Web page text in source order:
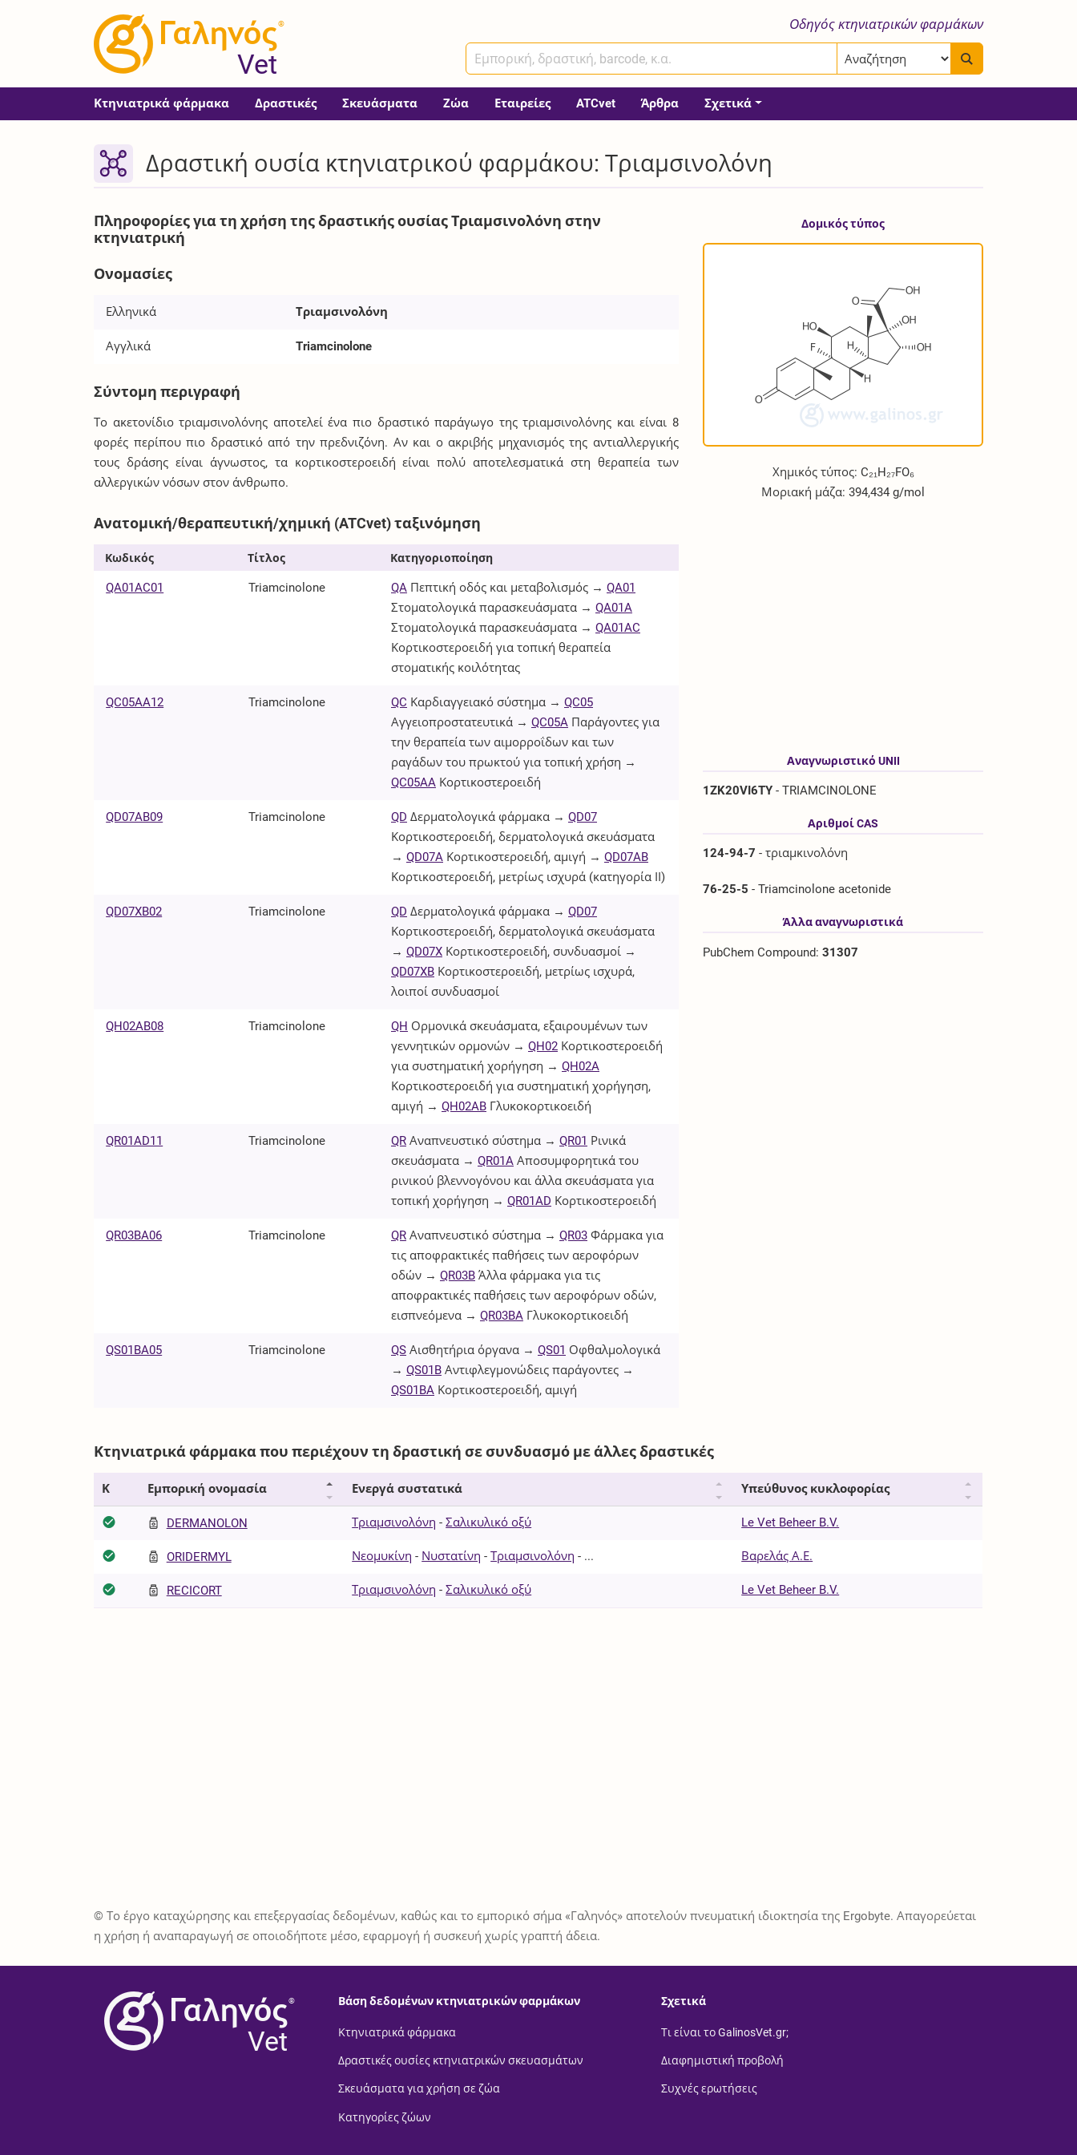
®
Vet
Οδηγός κτηνιατρικών φαρμάκων
Κτηνιατρικά φάρμακα Δραστικές Σκευάσματα Ζώα Εταιρείες ATCvet Άρθρα Σχετικά
Δραστική ουσία κτηνιατρικού φαρμάκου: Τριαμσινολόνη
Πληροφορίες για τη χρήση της δραστικής ουσίας Τριαμσινολόνη στην
κτηνιατρική
Ονομασίες
Ελληνικά Τριαμσινολόνη
Αγγλικά Triamcinolone
Σύντομη περιγραφή
Το ακετονίδιο τριαμσινολόνης αποτελεί ένα πιο δραστικό παράγωγο της τριαμσινολόνης και είναι 8
φορές περίπου πιο δραστικό από την πρεδνιζόνη. Αν και ο ακριβής μηχανισμός της αντιαλλεργικής
τους δράσης είναι άγνωστος, τα κορτικοστεροειδή είναι πολύ αποτελεσματικά στη θεραπεία των
αλλεργικών νόσων στον άνθρωπο.
Ανατομική/θεραπευτική/χημική (ATCvet) ταξινόμηση
Κωδικός Τίτλος Κατηγοριοποίηση
QA01AC01 Triamcinolone QA Πεπτική οδός και μεταβολισμός → QA01
Στοματολογικά παρασκευάσματα → QA01A
Στοματολογικά παρασκευάσματα → QA01AC
Κορτικοστεροειδή για τοπική θεραπεία
στοματικής κοιλότητας
QC05AA12 Triamcinolone QC Καρδιαγγειακό σύστημα → QC05
Αγγειοπροστατευτικά → QC05A Παράγοντες για
την θεραπεία των αιμορροΐδων και των
ραγάδων του πρωκτού για τοπική χρήση →
QC05AA Κορτικοστεροειδή
QD07AB09 Triamcinolone QD Δερματολογικά φάρμακα → QD07
Κορτικοστεροειδή, δερματολογικά σκευάσματα
→ QD07A Κορτικοστεροειδή, αμιγή → QD07AB
Κορτικοστεροειδή, μετρίως ισχυρά (κατηγορία ΙΙ)
QD07XB02 Triamcinolone QD Δερματολογικά φάρμακα → QD07
Κορτικοστεροειδή, δερματολογικά σκευάσματα
→ QD07X Κορτικοστεροειδή, συνδυασμοί →
QD07XB Κορτικοστεροειδή, μετρίως ισχυρά,
λοιποί συνδυασμοί
QH02AB08 Triamcinolone QH Ορμονικά σκευάσματα, εξαιρουμένων των
γεννητικών ορμονών → QH02 Κορτικοστεροειδή
για συστηματική χορήγηση → QH02A
Κορτικοστεροειδή για συστηματική χορήγηση,
αμιγή → QH02AB Γλυκοκορτικοειδή
QR01AD11 Triamcinolone QR Αναπνευστικό σύστημα → QR01 Ρινικά
σκευάσματα → QR01A Αποσυμφορητικά του
ρινικού βλεννογόνου και άλλα σκευάσματα για
τοπική χορήγηση → QR01AD Κορτικοστεροειδή
QR03BA06 Triamcinolone QR Αναπνευστικό σύστημα → QR03 Φάρμακα για
τις αποφρακτικές παθήσεις των αεροφόρων
οδών → QR03B Άλλα φάρμακα για τις
αποφρακτικές παθήσεις των αεροφόρων οδών,
εισπνεόμενα → QR03BA Γλυκοκορτικοειδή
QS01BA05 Triamcinolone QS Αισθητήρια όργανα → QS01 Οφθαλμολογικά
→ QS01B Αντιφλεγμονώδεις παράγοντες →
QS01BA Κορτικοστεροειδή, αμιγή
Δομικός τύπος
Χημικός τύπος: C₂₁H₂₇FO₆
Μοριακή μάζα: 394,434 g/mol
Αναγνωριστικό UNII
1ZK20VI6TY - TRIAMCINOLONE
Αριθμοί CAS
124-94-7 - τριαμκινολόνη
76-25-5 - Triamcinolone acetonide
Άλλα αναγνωριστικά
PubChem Compound:31307
Κτηνιατρικά φάρμακα που περιέχουν τη δραστική σε συνδυασμό με άλλες δραστικές
Κ Εμπορική ονομασία Ενεργά συστατικά Υπεύθυνος κυκλοφορίας
DERMANOLON Τριαμσινολόνη -Σαλικυλικό οξύ Le Vet Beheer B.V.
ORIDERMYL Νεομυκίνη - Νυστατίνη -Τριαμσινολόνη - ... Βαρελάς Α.Ε.
RECICORT Τριαμσινολόνη -Σαλικυλικό οξύ Le Vet Beheer B.V.
© Το έργο καταχώρησης και επεξεργασίας δεδομένων, καθώς και το εμπορικό σήμα «Γαληνός» αποτελούν πνευματική ιδιοκτησία της Ergobyte. Απαγορεύεται
η χρήση ή αναπαραγωγή σε οποιοδήποτε μέσο, εφαρμογή ή συσκευή χωρίς γραπτή άδεια.
®
Vet
Βάση δεδομένων κτηνιατρικών φαρμάκων
Κτηνιατρικά φάρμακα
Δραστικές ουσίες κτηνιατρικών σκευασμάτων
Σκευάσματα για χρήση σε ζώα
Κατηγορίες ζώων
Σχετικά
Τι είναι το GalinosVet.gr;
Διαφημιστική προβολή
Συχνές ερωτήσεις